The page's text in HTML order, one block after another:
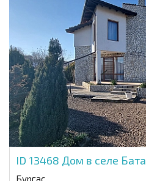
ID 13468 Дом в селе Бата
Бургас